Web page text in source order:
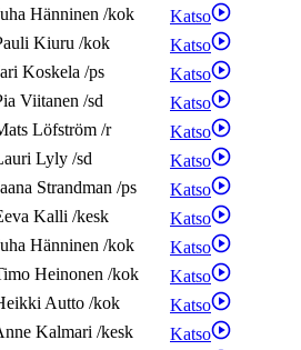
Hänninen /kok
Katso
Kiuru /kok
Katso
Koskela /ps
Katso
Viitanen /sd
Katso
Löfström /r
Katso
Lyly /sd
Katso
Strandman /ps
Katso
Kalli /kesk
Katso
Hänninen /kok
Katso
Heinonen /kok
Katso
Autto /kok
Katso
Kalmari /kesk
Katso